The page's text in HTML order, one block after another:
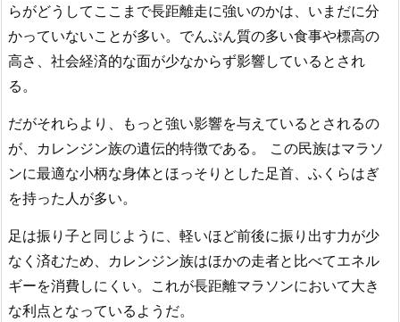
らがどうしてここまで長距離走に強いのかは、いまだに分
かっていないことが多い。でんぷん質の多い食事や標高の
高さ、社会経済的な面が少なからず影響しているとされ
る。
だがそれらより、もっと強い影響を与えているとされるの
が、カレンジン族の遺伝的特徴である。 この民族はマラソ
ンに最適な小柄な身体とほっそりとした足首、ふくらはぎ
を持った人が多い。
足は振り子と同じように、軽いほど前後に振り出す力が少
なく済むため、カレンジン族はほかの走者と比べてエネル
ギーを消費しにくい。これが長距離マラソンにおいて大き
な利点となっているようだ。